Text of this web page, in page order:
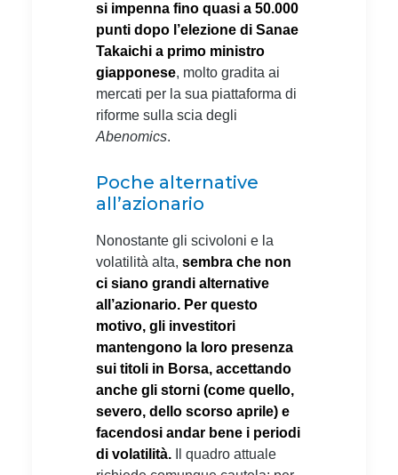
si impenna fino quasi a 50.000
punti dopo l’elezione di Sanae
Takaichi a primo ministro
giapponese, molto gradita ai
mercati per la sua piattaforma di
riforme sulla scia degli
Abenomics.
Poche alternative
all’azionario
Nonostante gli scivoloni e la
volatilità alta, sembra che non
ci siano grandi alternative
all’azionario. Per questo
motivo, gli investitori
mantengono la loro presenza
sui titoli in Borsa, accettando
anche gli storni (come quello,
severo, dello scorso aprile) e
facendosi andar bene i periodi
di volatilità. Il quadro attuale